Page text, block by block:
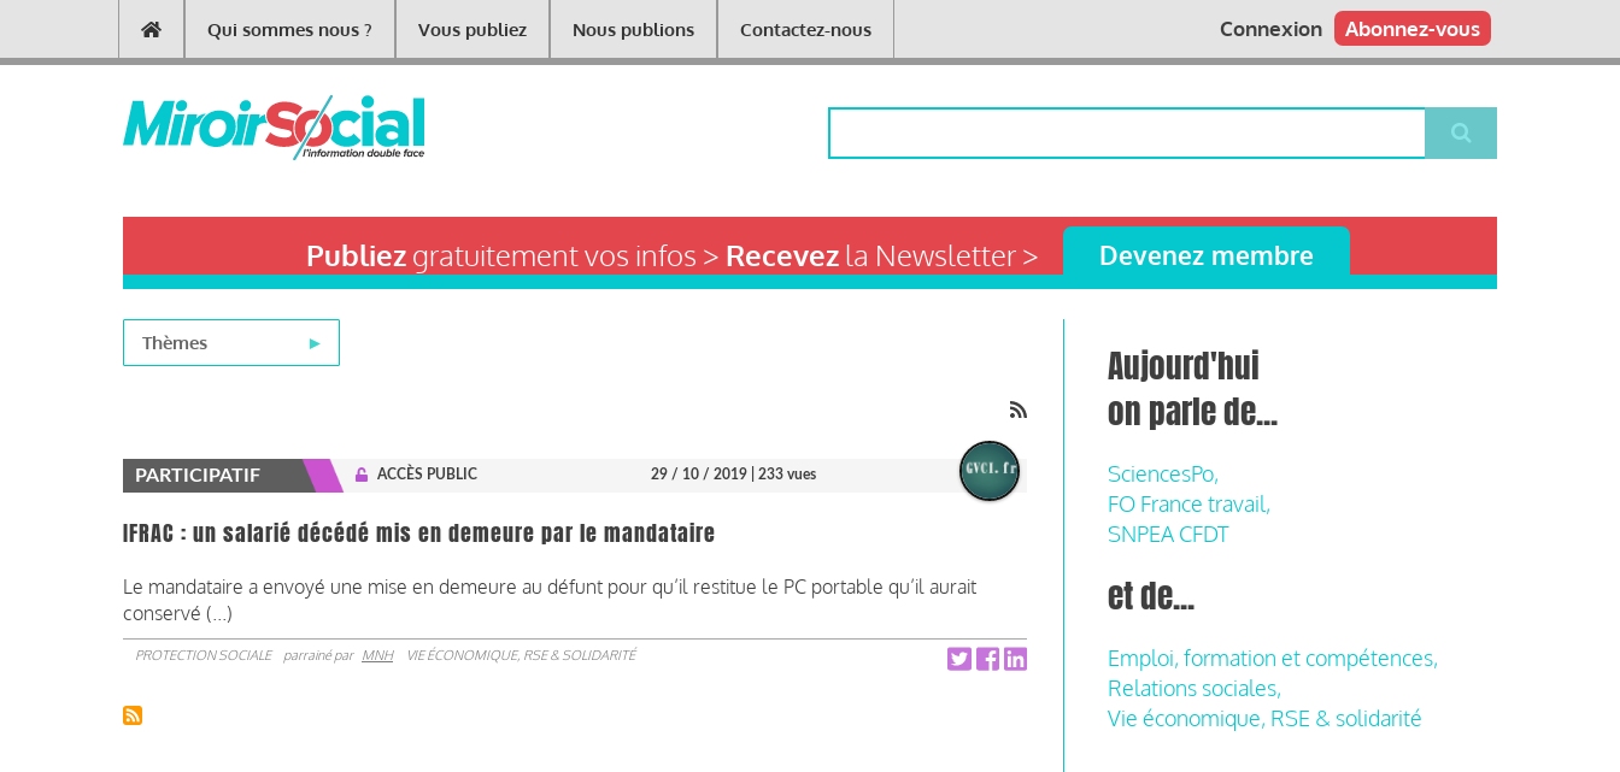
contenu
Main
navigation
Qui sommes nous ? Vous publiez Nous publions Contactez-nous Abonnez-vous
Connexion
Publiezgratuitement vos infos > Recevezla Newsletter > Devenez membre
Thèmes
PARTICIPATIF ACCÈS PUBLIC 29 / 10 / 2019 | 233 vues
IFRAC : un salarié décédé mis en demeure par le mandataire
Le mandataire a envoyé une mise en demeure au défunt pour qu’il restitue le PC portable qu’il aurait
conservé (...)
PROTECTION SOCIALE parrainé par MNH VIE ÉCONOMIQUE, RSE & SOLIDARITÉ
Aujourd'hui
on parle de...
SciencesPo,
FO France travail,
SNPEA CFDT
et de...
Emploi, formation et compétences,
Relations sociales,
Vie économique, RSE & solidarité